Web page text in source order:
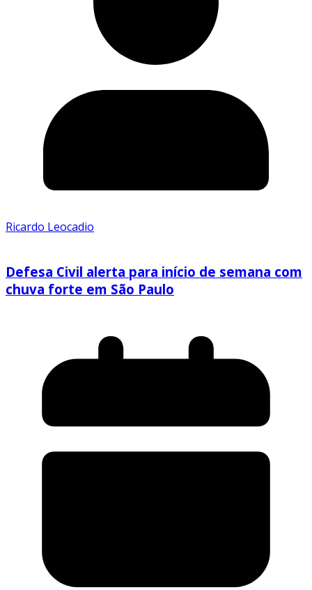
Ricardo Leocadio
Defesa Civil alerta para início de semana com
chuva forte em São Paulo